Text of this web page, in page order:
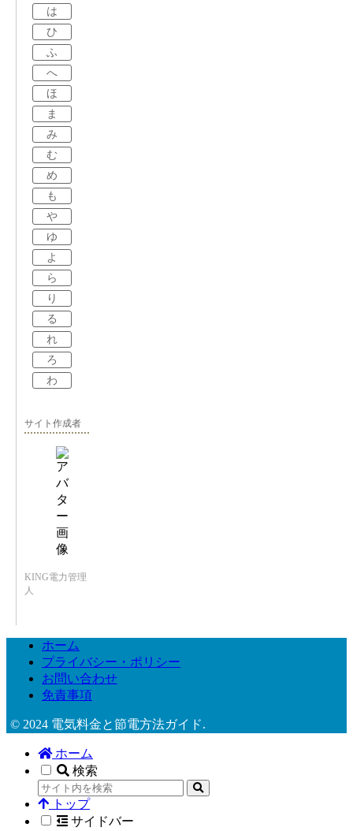
は
ひ
ふ
へ
ほ
ま
み
む
め
も
や
ゆ
よ
ら
り
る
れ
ろ
わ
サイト作成者
KING電力管理
人
ホーム
プライバシー・ポリシー
お問い合わせ
免責事項
© 2024 電気料金と節電方法ガイド.
ホーム
検索
トップ
サイドバー